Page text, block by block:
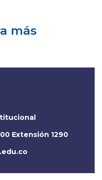
más
Extensión 1290